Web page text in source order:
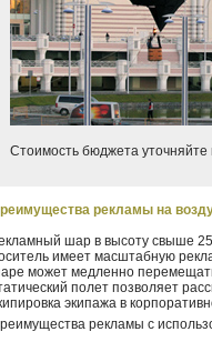
Стоимость бюджета
рекламы на
шар в высоту свыше
имеет масштабную
может медленно
полет позволяет
экипажа в
рекламы с